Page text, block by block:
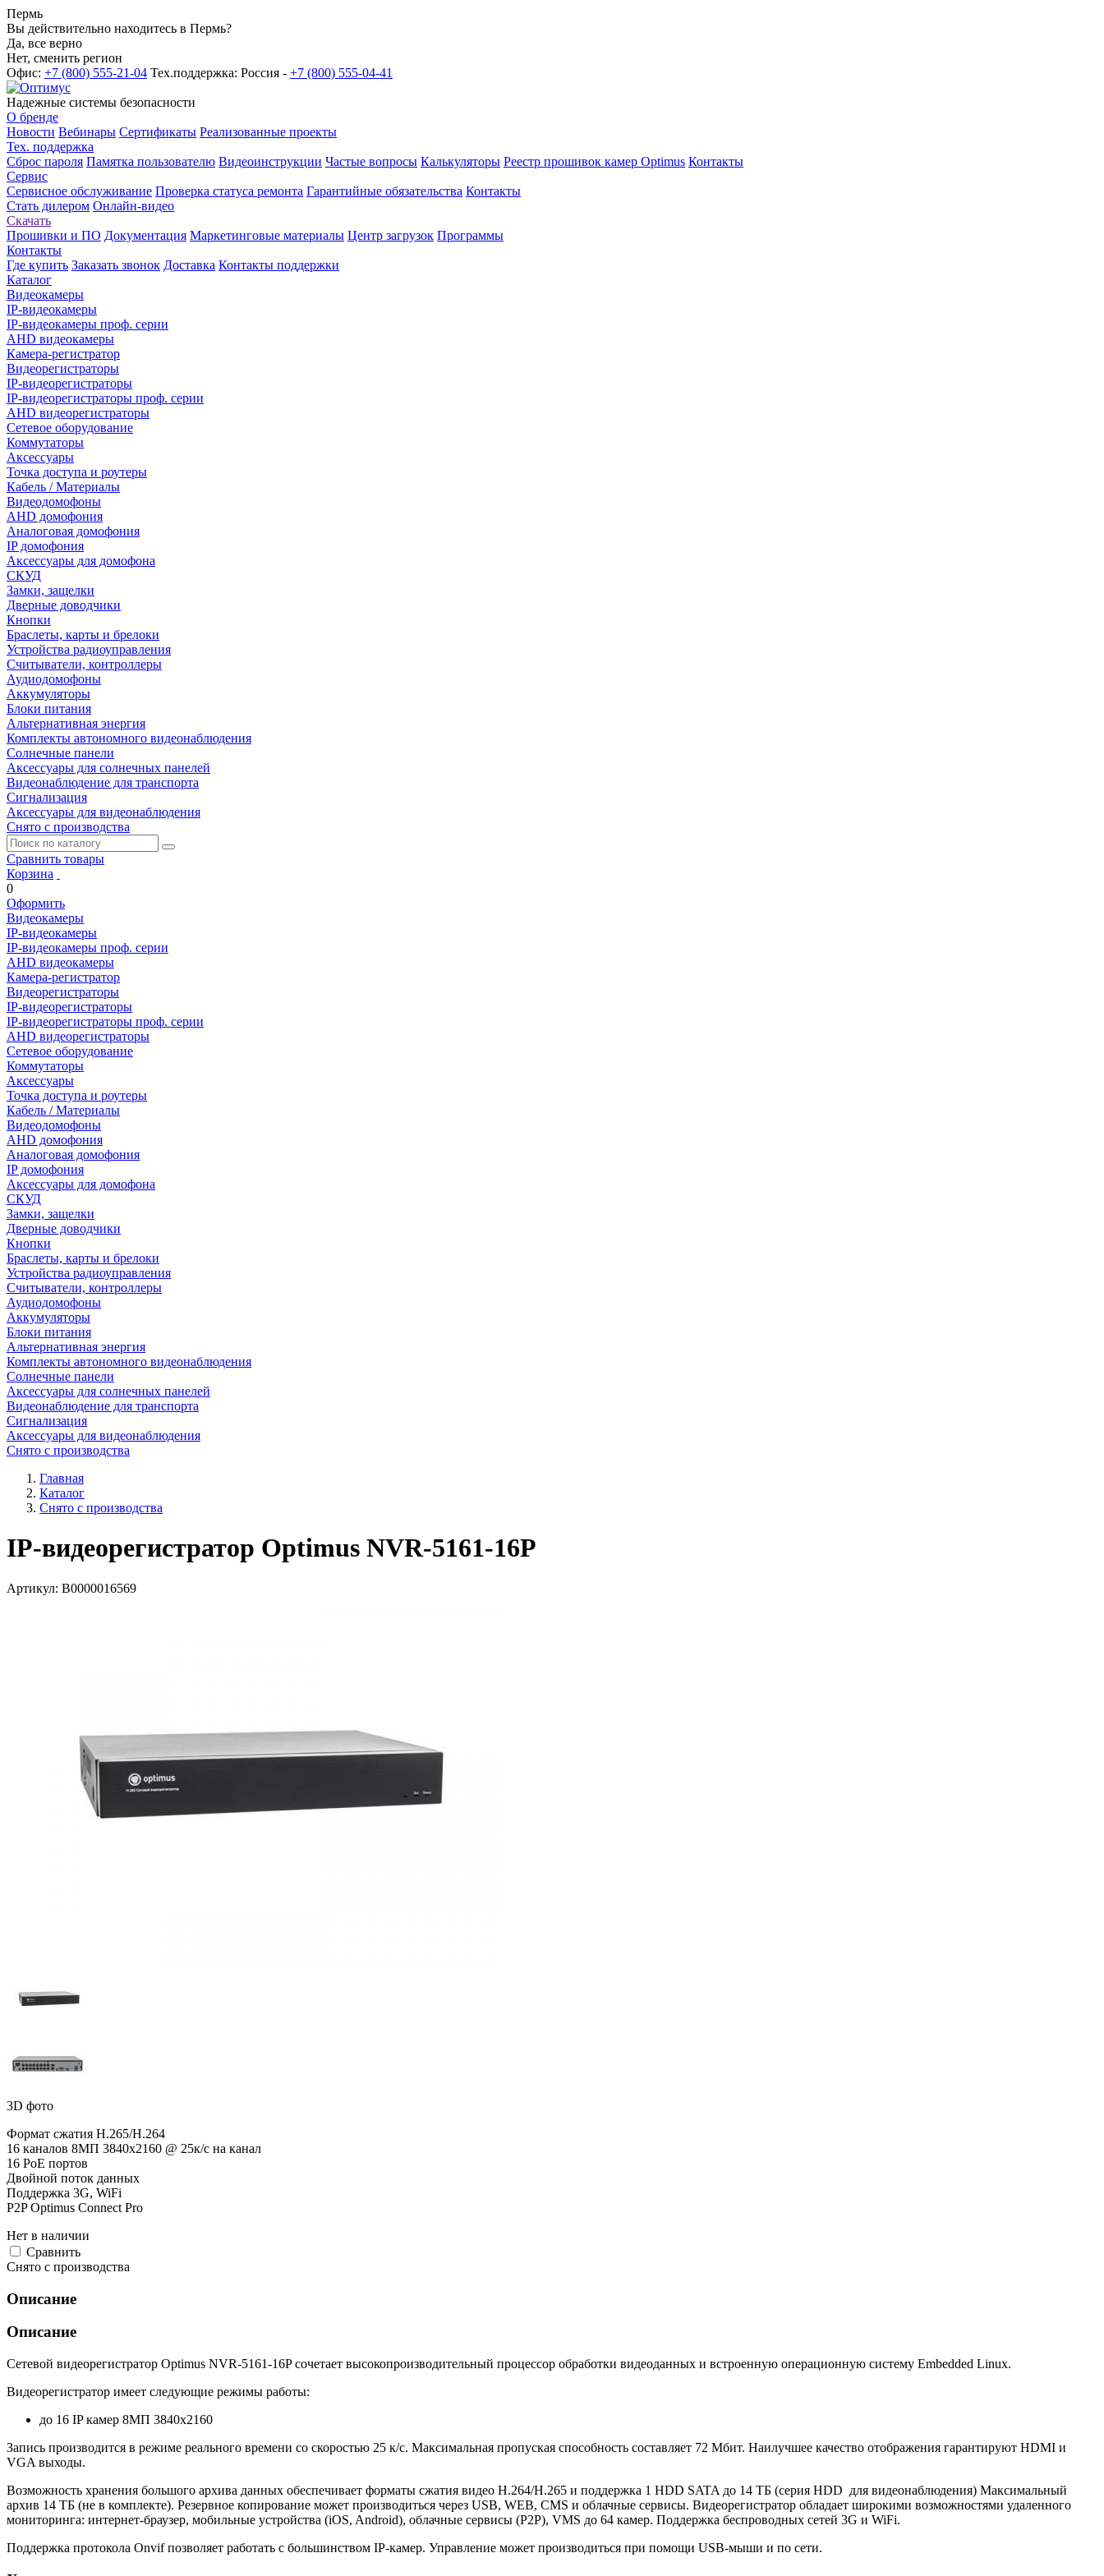
Пермь
Вы действительно находитесь в Пермь?
Да, все верно
Нет, сменить регион
Офис: +7 (800) 555-21-04 Тех.поддержка: Россия - +7 (800) 555-04-41
Надежные системы безопасности
О бренде
Новости Вебинары Сертификаты Реализованные проекты
Тех. поддержка
Сброс пароля Памятка пользователю Видеоинструкции Частые вопросы Калькуляторы Реестр прошивок камер Optimus Контакты
Сервис
Сервисное обслуживание Проверка статуса ремонта Гарантийные обязательства Контакты
Стать дилером Онлайн-видео
Скачать
Прошивки и ПО Документация Маркетинговые материалы Центр загрузок Программы
Контакты
Где купить Заказать звонок Доставка Контакты поддержки
Каталог
Видеокамеры
IP-видеокамеры
IP-видеокамеры проф. серии
AHD видеокамеры
Камера-регистратор
Видеорегистраторы
IP-видеорегистраторы
IP-видеорегистраторы проф. серии
AHD видеорегистраторы
Сетевое оборудование
Коммутаторы
Аксессуары
Точка доступа и роутеры
Кабель / Материалы
Видеодомофоны
AHD домофония
Аналоговая домофония
IP домофония
Аксессуары для домофона
СКУД
Замки, защелки
Дверные доводчики
Кнопки
Браслеты, карты и брелоки
Устройства радиоуправления
Считыватели, контроллеры
Аудиодомофоны
Аккумуляторы
Блоки питания
Альтернативная энергия
Комплекты автономного видеонаблюдения
Солнечные панели
Аксессуары для солнечных панелей
Видеонаблюдение для транспорта
Сигнализация
Аксессуары для видеонаблюдения
Снято с производства
Сравнить товары
Корзина
0
Оформить
Видеокамеры
IP-видеокамеры
IP-видеокамеры проф. серии
AHD видеокамеры
Камера-регистратор
Видеорегистраторы
IP-видеорегистраторы
IP-видеорегистраторы проф. серии
AHD видеорегистраторы
Сетевое оборудование
Коммутаторы
Аксессуары
Точка доступа и роутеры
Кабель / Материалы
Видеодомофоны
AHD домофония
Аналоговая домофония
IP домофония
Аксессуары для домофона
СКУД
Замки, защелки
Дверные доводчики
Кнопки
Браслеты, карты и брелоки
Устройства радиоуправления
Считыватели, контроллеры
Аудиодомофоны
Аккумуляторы
Блоки питания
Альтернативная энергия
Комплекты автономного видеонаблюдения
Солнечные панели
Аксессуары для солнечных панелей
Видеонаблюдение для транспорта
Сигнализация
Аксессуары для видеонаблюдения
Снято с производства
Главная
Каталог
Снято с производства
IP-видеорегистратор Optimus NVR-5161-16P
Артикул: В0000016569
3D фото
Формат сжатия H.265/H.264
16 каналов 8МП 3840х2160 @ 25к/с на канал
16 PoE портов
Двойной поток данных
Поддержка 3G, WiFi
P2P Optimus Connect Pro
Нет в наличии
Cравнить
Снято с производства
Описание
Описание
Сетевой видеорегистратор Optimus NVR-5161-16P сочетает высокопроизводительный процессор обработки видеоданных и встроенную операционную систему Embedded Linux.
Видеорегистратор имеет следующие режимы работы:
до 16 IP камер 8МП 3840х2160
Запись производится в режиме реального времени со скоростью 25 к/с. Максимальная пропуская способность составляет 72 Мбит. Наилучшее качество отображения гарантируют HDMI и
VGA выходы.
Возможность хранения большого архива данных обеспечивает форматы сжатия видео H.264/H.265 и поддержка 1 HDD SATA до 14 ТБ (серия HDD для видеонаблюдения) Максимальный
архив 14 ТБ (не в комплекте). Резервное копирование может производиться через USB, WEB, CMS и облачные сервисы. Видеорегистратор обладает широкими возможностями удаленного
мониторинга: интернет-браузер, мобильные устройства (iOS, Android), облачные сервисы (P2P), VMS до 64 камер. Поддержка беспроводных сетей 3G и WiFi.
Поддержка протокола Onvif позволяет работать с большинством IP-камер. Управление может производиться при помощи USB-мыши и по сети.